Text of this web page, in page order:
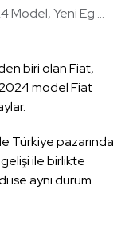
Model, Yeni Eg ...
biri olan Fiat,
model Fiat
Türkiye pazarında
ile birlikte
ise aynı durum